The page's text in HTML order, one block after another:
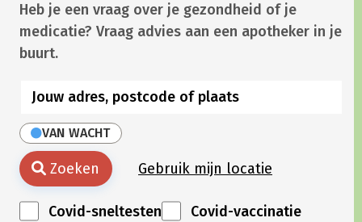
Heb je een vraag over je gezondheid of je
medicatie? Vraag advies aan een apotheker in je
buurt.
VAN WACHT
Zoeken Gebruik mijn locatie
Covid-sneltesten
Covid-vaccinatie